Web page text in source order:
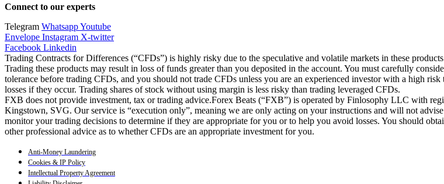
Connect to our experts
Telegram WhatsappYoutube
Envelope Instagram X-twitter
Facebook Linkedin
Trading Contracts for Differences (“CFDs”) is highly risky due to the speculative and volatile markets in these
Trading these products may result in loss of funds greater than you deposited in the account. You must carefully
tolerance before trading CFDs, and you should not trade CFDs unless you are an experienced investor with a high risk
losses if they occur. Trading shares of stock without using margin is less risky than trading leveraged CFDs.
FXB does not provide investment, tax or trading advice.Forex Beats (“FXB”) is operated by Finlosophy LLC with
Kingstown, SVG. Our service is “execution only”, meaning we are only acting on your instructions and will not
monitor your trading decisions to determine if they are appropriate for you or to help you avoid losses. You should
other professional advice as to whether CFDs are an appropriate investment for you.
Anti-Money Laundering
Cookies & IP Policy
Intellectual Property Agreement